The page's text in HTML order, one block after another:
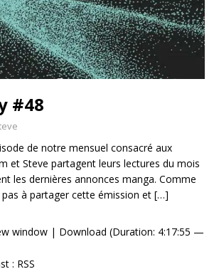
#48
de notre mensuel consacré aux
et Steve partagent leurs lectures du mois
les dernières annonces manga. Comme
pas à partager cette émission et […]
window | Download (Duration: 4:17:55 —
: RSS